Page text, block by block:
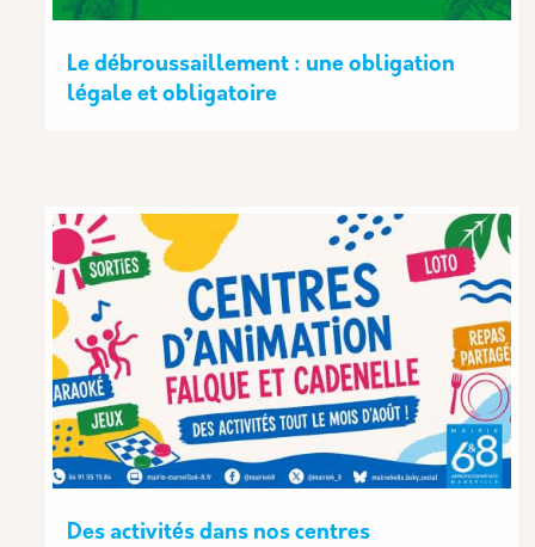
Le débroussaillement : une obligation
légale et obligatoire
Des activités dans nos centres